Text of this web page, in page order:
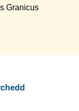
Granicus